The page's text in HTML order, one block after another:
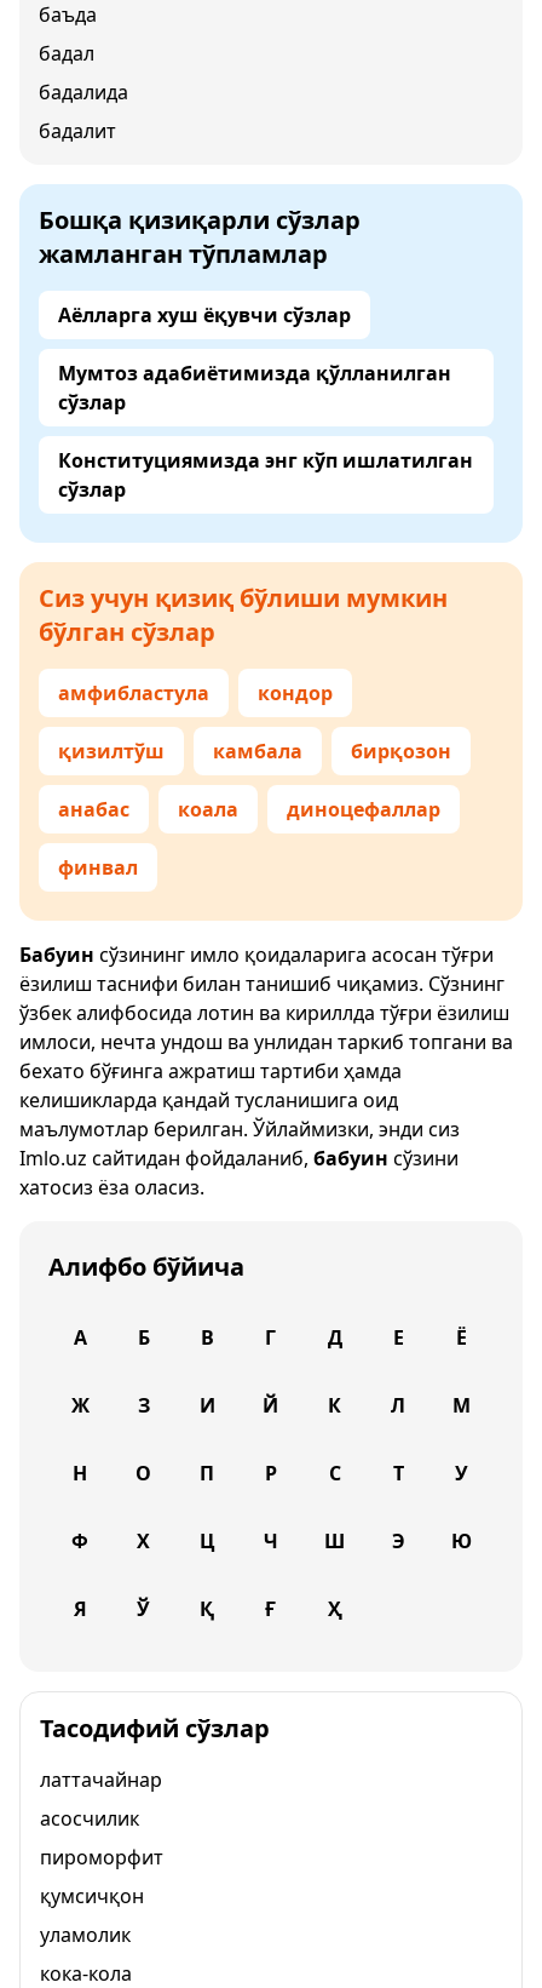
баъда
бадал
бадалида
бадалит
Бошқа қизиқарли сўзлар
жамланган тўпламлар
Аёлларга хуш ёқувчи сўзлар
Мумтоз адабиётимизда қўлланилган
сўзлар
Конституциямизда энг кўп ишлатилган
сўзлар
Сиз учун қизиқ бўлиши мумкин
бўлган сўзлар
амфибластула кондор
қизилтўш камбала бирқозон
анабас коала диноцефаллар
финвал
Бабуин сўзининг имло қоидаларига асосан тўғри
ёзилиш таснифи билан танишиб чиқамиз. Сўзнинг
ўзбек алифбосида лотин ва кириллда тўғри ёзилиш
имлоси, нечта ундош ва унлидан таркиб топгани ва
бехато бўғинга ажратиш тартиби ҳамда
келишикларда қандай тусланишига оид
маълумотлар берилган. Ўйлаймизки, энди сиз
Imlo.uz сайтидан фойдаланиб, бабуин сўзини
хатосиз ёза оласиз.
Алифбо бўйича
А Б В Г Д Е Ё
Ж З И Й К Л М
Н О П Р С Т У
Ф Х Ц Ч Ш Э Ю
Я Ў Қ Ғ Ҳ
Тасодифий сўзлар
латтачайнар
асосчилик
пироморфит
қумсичқон
уламолик
кока-кола